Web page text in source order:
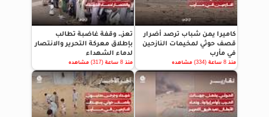
كاميرا يمن شباب ترصد أضرار
قصف حوثي لمخيمات النازحين
في مأرب
منذ 8 ساعة (334) مشاهده
تعز.. وقفة غاضبة تطالب
بإطلاق معركة التحرير والانتصار
لدماء الشهداء
منذ 8 ساعة (317) مشاهده